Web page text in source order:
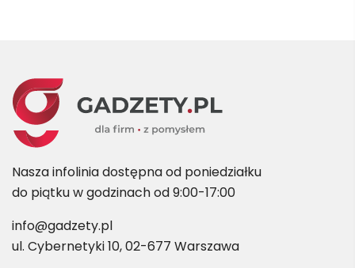
Nasza infolinia dostępna od poniedziałku
do piątku w godzinach od 9:00-17:00
info@gadzety.pl
ul. Cybernetyki 10, 02-677 Warszawa